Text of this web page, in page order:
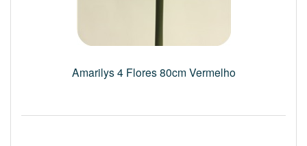
Amarilys 4 Flores 80cm Vermelho